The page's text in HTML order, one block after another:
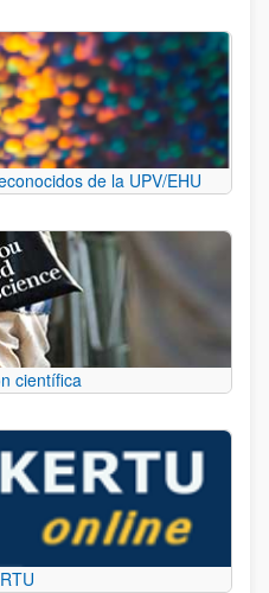
de la UPV/EHU
científica